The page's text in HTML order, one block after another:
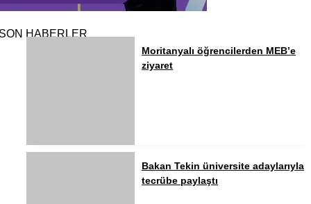
HABERLER
Moritanyalı öğrencilerden MEB’e
ziyaret
Bakan Tekin üniversite adaylarıyla
tecrübe paylaştı